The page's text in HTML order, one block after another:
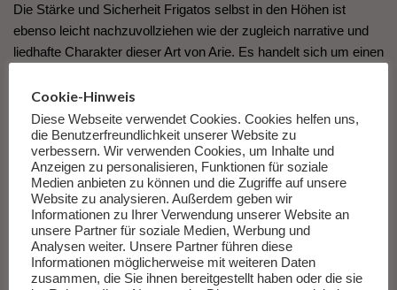
Die Stärke und Sicherheit Frigatos selbst in den Höhen ist
ebenso leicht nachzuvollziehen wie der zugleich narrative und
liedhafte Charakter dieser Art von Arie. Es handelt sich um einen
eroicovon Stradella, das 1679 im Teatro Falcone in Genua
uraufgeführt wurde. Andere Stücke aus dem Songbook
entstammen etwa Stradellas Susanna, 1681 in Modena aus der
Taufe gehoben oder demScipione Africano, den Stradella
zusammen mit Francesco Cavalli schuf und der 1671 in Rom
das Licht der Welt erblickte.
Alessandro Stradella: Mit
Cookie-Hinweis
Diese Webseite verwendet Cookies. Cookies helfen uns,
die Benutzerfreundlichkeit unserer Website zu
verbessern. Wir verwenden Cookies, um Inhalte und
Anzeigen zu personalisieren, Funktionen für soziale
Medien anbieten zu können und die Zugriffe auf unsere
Website zu analysieren. Außerdem geben wir
Informationen zu Ihrer Verwendung unserer Website an
unsere Partner für soziale Medien, Werbung und
Analysen weiter. Unsere Partner führen diese
Informationen möglicherweise mit weiteren Daten
zusammen, die Sie ihnen bereitgestellt haben oder die sie